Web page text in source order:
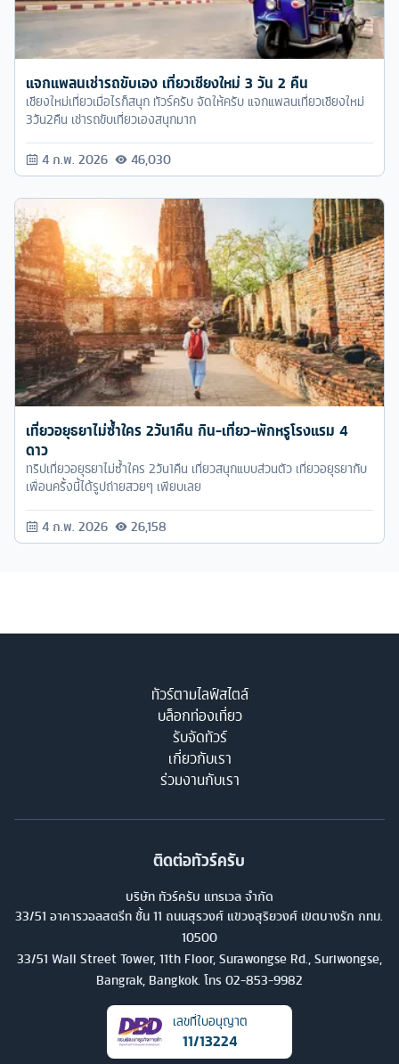
แจกแพลนเช่ารถขับเอง เที่ยวเชียงใหม่ 3 วัน 2 คืน
เชียงใหม่เที่ยวเมื่อไรก็สนุก ทัวร์ครับ จัดให้ครับ แจกแพลนเที่ยวเชียงใหม่
3วัน2คืน เช่ารถขับเที่ยวเองสนุกมาก
4 ก.พ. 2026 46,030
เที่ยวอยุธยาไม่ซ้ำใคร 2วัน1คืน กิน-เที่ยว-พักหรูโรงแรม 4
ดาว
ทริปเที่ยวอยุธยาไม่ซ้ำใคร 2วัน1คืน เที่ยวสนุกแบบส่วนตัว เที่ยวอยุธยากับ
เพื่อนครั้งนี้ได้รูปถ่ายสวยๆ เพียบเลย
4 ก.พ. 2026 26,158
ทัวร์ตามไลฟ์สไตล์
บล็อกท่องเที่ยว
รับจัดทัวร์
เกี่ยวกับเรา
ร่วมงานกับเรา
ติดต่อทัวร์ครับ
บริษัท ทัวร์ครับ แทรเวล จำกัด
33/51 อาคารวอลสตรีท ชั้น 11 ถนนสุรวงศ์ แขวงสุริยวงศ์ เขตบางรัก กทม.
10500
33/51 Wall Street Tower, 11th Floor, Surawongse Rd., Suriwongse,
Bangrak, Bangkok. โทร 02-853-9982
เลขที่ใบอนุญาต
11/13224